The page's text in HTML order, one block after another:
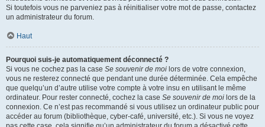
Si toutefois vous ne parveniez pas à réinitialiser votre mot de passe, contactez
un administrateur du forum.
Haut
Pourquoi suis-je automatiquement déconnecté ?
Si vous ne cochez pas la case Se souvenir de moi lors de votre connexion,
vous ne resterez connecté que pendant une durée déterminée. Cela empêche
que quelqu’un d’autre utilise votre compte à votre insu en utilisant le même
ordinateur. Pour rester connecté, cochez la case Se souvenir de moi lors de la
connexion. Ce n’est pas recommandé si vous utilisez un ordinateur public pour
accéder au forum (bibliothèque, cyber-café, université, etc.). Si vous ne voyez